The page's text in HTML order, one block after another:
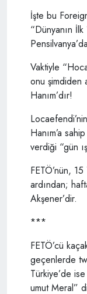
İşte bu
“Dünyanın
Vaktiyle
onu şimdiden
Hanım’dır!
Hanım’a
verdiği “gün
FETÖ’nün,
ardından;
Akşener’dir.
***
FETÖ’cü
geçenlerde
Türkiye’de
umut Meral”